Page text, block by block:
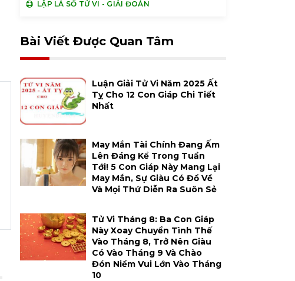
LẬP LÁ SỐ TỬ VI - GIẢI ĐOÁN
Bài Viết Được Quan Tâm
Luận Giải Tử Vi Năm 2025 Ất
Tỵ Cho 12 Con Giáp Chi Tiết
Nhất
May Mắn Tài Chính Đang Ấm
Lên Đáng Kể Trong Tuần
Tới! 5 Con Giáp Này Mang Lại
May Mắn, Sự Giàu Có Đổ Về
Và Mọi Thứ Diễn Ra Suôn Sẻ
Tử Vi Tháng 8: Ba Con Giáp
Này Xoay Chuyển Tình Thế
Vào Tháng 8, Trở Nên Giàu
Có Vào Tháng 9 Và Chào
Đón Niềm Vui Lớn Vào Tháng
10